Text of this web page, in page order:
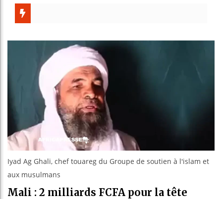
Iyad Ag Ghali, chef touareg du Groupe de soutien à l'islam et
aux musulmans
Mali : 2 milliards FCFA pour la tête